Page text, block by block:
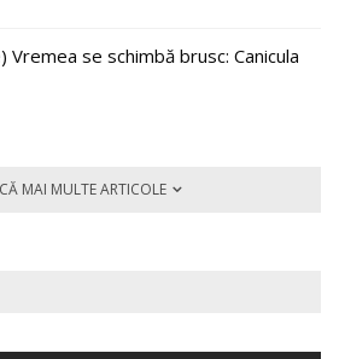
Vremea se schimbă brusc: Canicula
MAI MULTE ARTICOLE